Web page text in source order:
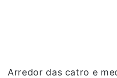
Arredor das catro e